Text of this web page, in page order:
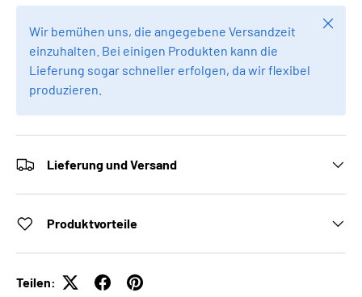
Wir bemühen uns, die angegebene Versandzeit
einzuhalten. Bei einigen Produkten kann die
Lieferung sogar schneller erfolgen, da wir flexibel
produzieren.
Lieferung und Versand
Produktvorteile
Teilen: